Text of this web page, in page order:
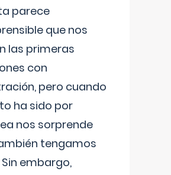
parece
que nos
las primeras
con
pero cuando
ha sido por
nos sorprende
tengamos
embargo,